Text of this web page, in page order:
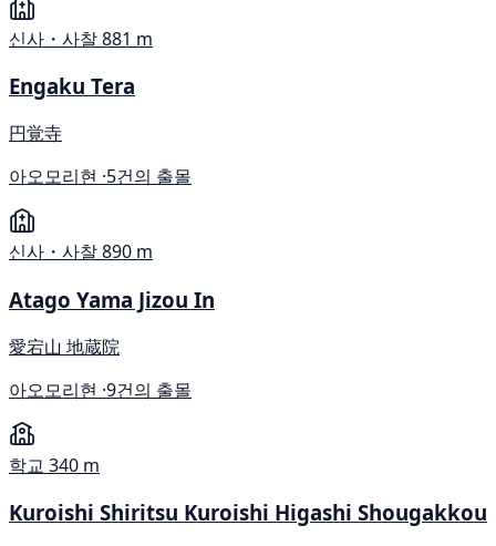
신사・사찰881 m
Engaku Tera
円覚寺
아오모리현 ·5건의 출몰
신사・사찰890 m
Atago Yama Jizou In
愛宕山 地蔵院
아오모리현 ·9건의 출몰
학교 340 m
Kuroishi Shiritsu Kuroishi Higashi Shougakkou